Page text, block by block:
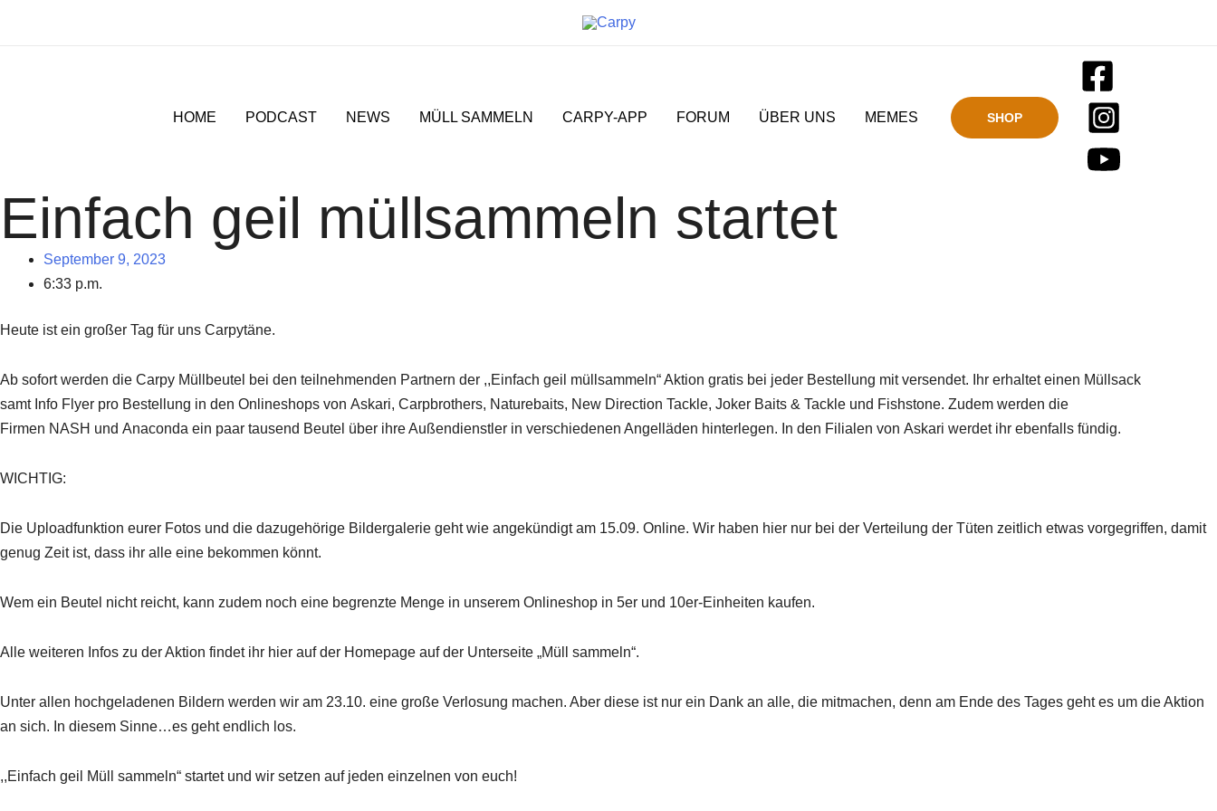
HOME PODCAST NEWS MÜLL SAMMELN CARPY-APP FORUM ÜBER UNS MEMES SHOP
Einfach geil müllsammeln startet
September 9, 2023
6:33 p.m.
Heute ist ein großer Tag für uns Carpytäne.
Ab sofort werden die Carpy Müllbeutel bei den teilnehmenden Partnern der ,,Einfach geil müllsammeln“ Aktion gratis bei jeder Bestellung mit versendet. Ihr erhaltet einen Müllsack
samt Info Flyer pro Bestellung in den Onlineshops von Askari, Carpbrothers, Naturebaits, New Direction Tackle, Joker Baits & Tackle und Fishstone. Zudem werden die
Firmen NASH und Anaconda ein paar tausend Beutel über ihre Außendienstler in verschiedenen Angelläden hinterlegen. In den Filialen von Askari werdet ihr ebenfalls fündig.
WICHTIG:
Die Uploadfunktion eurer Fotos und die dazugehörige Bildergalerie geht wie angekündigt am 15.09. Online. Wir haben hier nur bei der Verteilung der Tüten zeitlich etwas vorgegriffen, damit
genug Zeit ist, dass ihr alle eine bekommen könnt.
Wem ein Beutel nicht reicht, kann zudem noch eine begrenzte Menge in unserem Onlineshop in 5er und 10er-Einheiten kaufen.
Alle weiteren Infos zu der Aktion findet ihr hier auf der Homepage auf der Unterseite „Müll sammeln“.
Unter allen hochgeladenen Bildern werden wir am 23.10. eine große Verlosung machen. Aber diese ist nur ein Dank an alle, die mitmachen, denn am Ende des Tages geht es um die Aktion
an sich. In diesem Sinne…es geht endlich los.
,,Einfach geil Müll sammeln“ startet und wir setzen auf jeden einzelnen von euch!